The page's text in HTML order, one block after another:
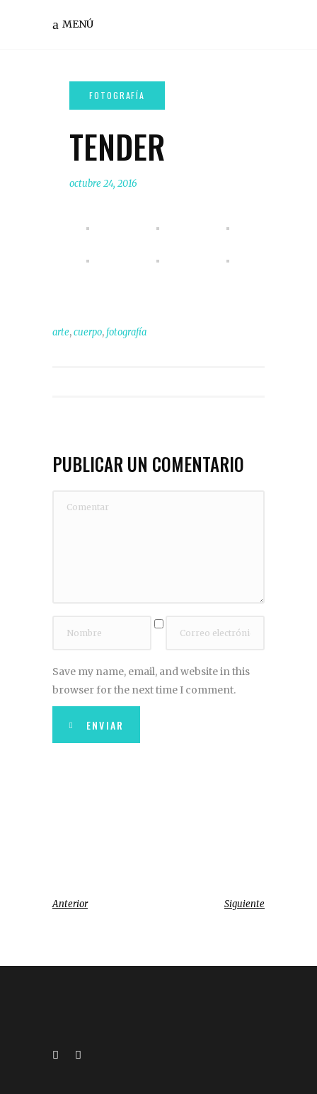
MENÚ
TENDER
octubre 24, 2016
arte,cuerpo, fotografía
PUBLICAR UN COMENTARIO
Save my name, email, and website in this
browser for the next time I comment.
ENVIAR
Anterior Siguiente